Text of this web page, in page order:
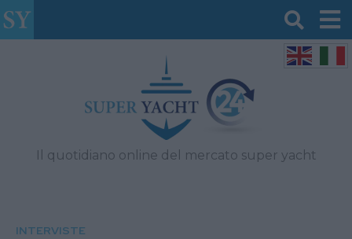
Il quotidiano online del mercato super yacht
INTERVISTE